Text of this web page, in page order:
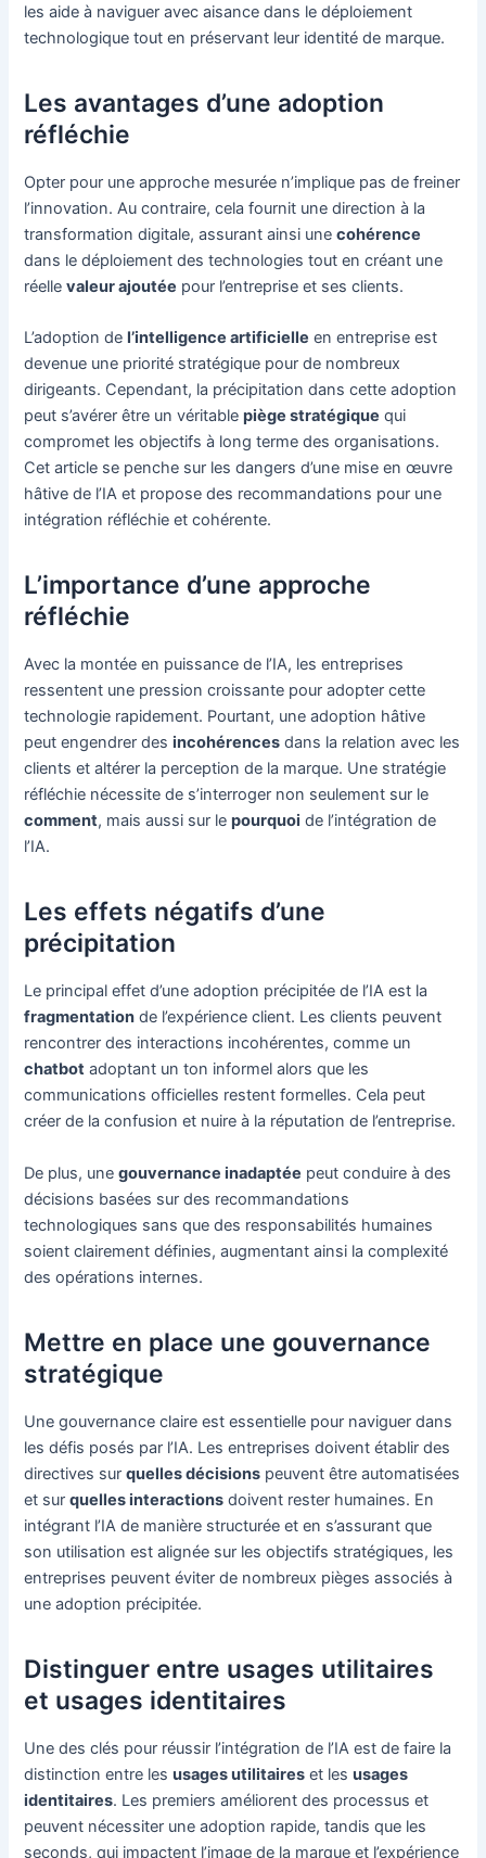
les aide à naviguer avec aisance dans le déploiement
technologique tout en préservant leur identité de marque.
Les avantages d’une adoption
réfléchie
Opter pour une approche mesurée n’implique pas de freiner
l’innovation. Au contraire, cela fournit une direction à la
transformation digitale, assurant ainsi unecohérence
dans le déploiement des technologies tout en créant une
réellevaleur ajoutée pour l’entreprise et ses clients.
L’adoption del’intelligence artificielle en entreprise est
devenue une priorité stratégique pour de nombreux
dirigeants. Cependant, la précipitation dans cette adoption
peut s’avérer être un véritablepiège stratégique qui
compromet les objectifs à long terme des organisations.
Cet article se penche sur les dangers d’une mise en œuvre
hâtive de l’IA et propose des recommandations pour une
intégration réfléchie et cohérente.
L’importance d’une approche
réfléchie
Avec la montée en puissance de l’IA, les entreprises
ressentent une pression croissante pour adopter cette
technologie rapidement. Pourtant, une adoption hâtive
peut engendrer desincohérences dans la relation avec les
clients et altérer la perception de la marque. Une stratégie
réfléchie nécessite de s’interroger non seulement sur le
comment, mais aussi sur lepourquoi de l’intégration de
l’IA.
Les effets négatifs d’une
précipitation
Le principal effet d’une adoption précipitée de l’IA est la
fragmentation de l’expérience client. Les clients peuvent
rencontrer des interactions incohérentes, comme un
chatbot adoptant un ton informel alors que les
communications officielles restent formelles. Cela peut
créer de la confusion et nuire à la réputation de l’entreprise.
De plus, unegouvernance inadaptée peut conduire à des
décisions basées sur des recommandations
technologiques sans que des responsabilités humaines
soient clairement définies, augmentant ainsi la complexité
des opérations internes.
Mettre en place une gouvernance
stratégique
Une gouvernance claire est essentielle pour naviguer dans
les défis posés par l’IA. Les entreprises doivent établir des
directives surquelles décisions peuvent être automatisées
et surquelles interactions doivent rester humaines. En
intégrant l’IA de manière structurée et en s’assurant que
son utilisation est alignée sur les objectifs stratégiques, les
entreprises peuvent éviter de nombreux pièges associés à
une adoption précipitée.
Distinguer entre usages utilitaires
et usages identitaires
Une des clés pour réussir l’intégration de l’IA est de faire la
distinction entre lesusages utilitaires et lesusages
identitaires. Les premiers améliorent des processus et
peuvent nécessiter une adoption rapide, tandis que les
seconds, qui impactent l’image de la marque et l’expérience